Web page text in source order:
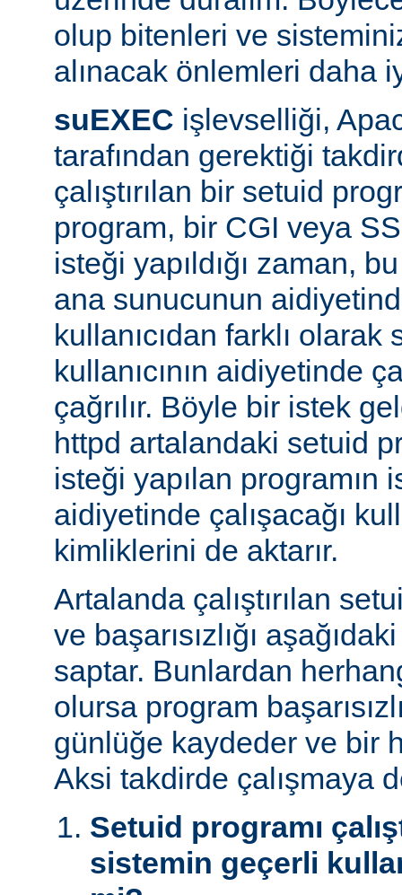
olup bitenleri ve
alınacak önlemleri daha
suEXEC işlevselliği,
tarafından gerektiği
çalıştırılan bir setuid
program, bir CGI veya
isteği yapıldığı zaman,
ana sunucunun
kullanıcıdan farklı olarak
kullanıcının aidiyetinde
çağrılır. Böyle bir istek
httpd artalandaki setuid
isteği yapılan programın
aidiyetinde çalışacağı
kimliklerini de aktarır.
Artalanda çalıştırılan
ve başarısızlığı
saptar. Bunlardan
olursa program
günlüğe kaydeder ve bir
Aksi takdirde çalışmaya
Setuid programı
sistemin geçerli